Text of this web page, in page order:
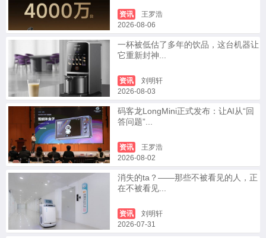
资讯
王罗浩
2026-08-06
一杯被低估了多年的饮品，这台机器让
它重新封神...
资讯
刘明轩
2026-08-03
码客龙LongMini正式发布：让AI从“回
答问题”...
资讯
王罗浩
2026-08-02
消失的ta？——那些不被看见的人，正
在不被看见...
资讯
刘明轩
2026-07-31